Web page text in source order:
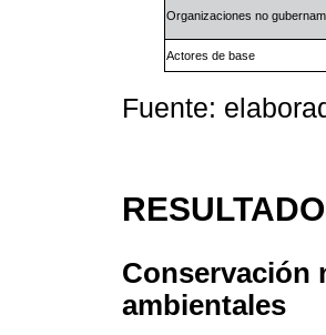
Organizaciones no
Actores de base
Fuente:
Conservación
ambientales